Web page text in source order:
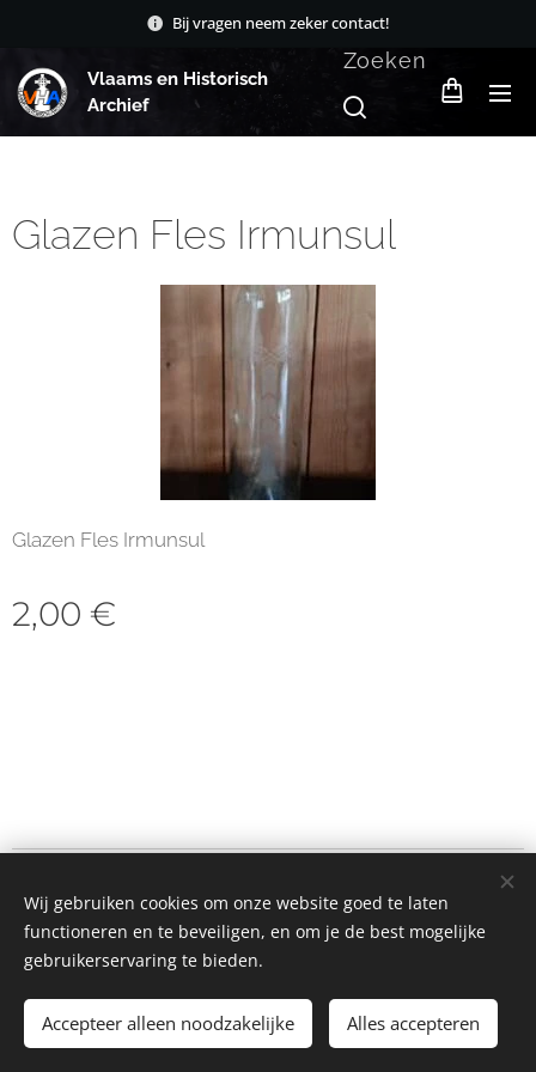
Bij vragen neem zeker contact!
Vlaams en Historisch
Archief
Zoeken
Glazen Fles Irmunsul
Glazen Fles Irmunsul
2,00 €
Toevoegen aan de winkelwagen
Cookies
Wij gebruiken cookies om onze website goed te laten
functioneren en te beveiligen, en om je de best mogelijke
gebruikerservaring te bieden.
Accepteer alleen noodzakelijke Alles accepteren